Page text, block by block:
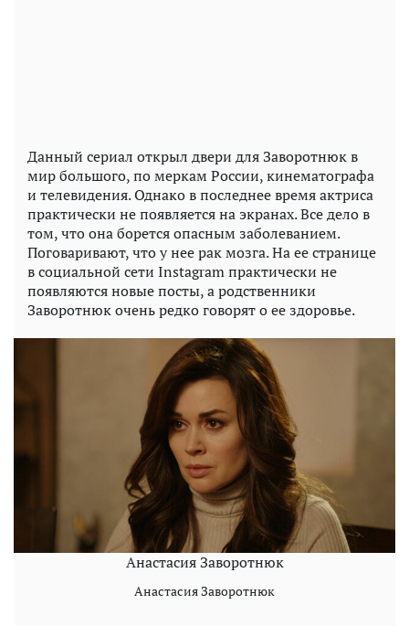
Данный сериал открыл двери для Заворотнюк в
мир большого, по меркам России, кинематографа
и телевидения. Однако в последнее время актриса
практически не появляется на экранах. Все дело в
том, что она борется опасным заболеванием.
Поговаривают, что у нее рак мозга. На ее странице
в социальной сети Instagram практически не
появляются новые посты, а родственники
Заворотнюк очень редко говорят о ее здоровье.
Анастасия Заворотнюк
Анастасия Заворотнюк